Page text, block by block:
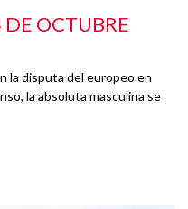
DE OCTUBRE
la disputa del europeo en
la absoluta masculina se